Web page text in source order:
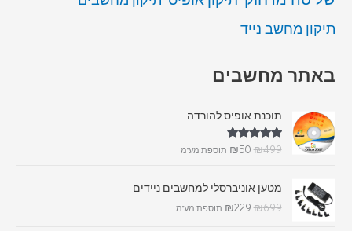
תיקון מחשב נייד
באתר מחשבים
תוכנת אופיס להורדה
דורג5.00
₪499
₪50 תוספת מע"מ
מטען אוניברסלי למחשבים ניידים
₪699
₪229 תוספת מע"מ